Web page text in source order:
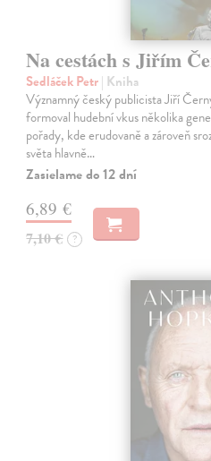
Na cestách s Jiřím
Sedláček Petr| Kniha
Významný český publicista Jiří
formoval hudební vkus několika
pořady, kde erudovaně a zároveň
světa hlavně…
Zasielame do 12 dní
6,89 €
7,10 € ?